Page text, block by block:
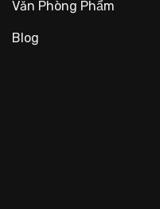
Văn Phòng Phẩm
Blog